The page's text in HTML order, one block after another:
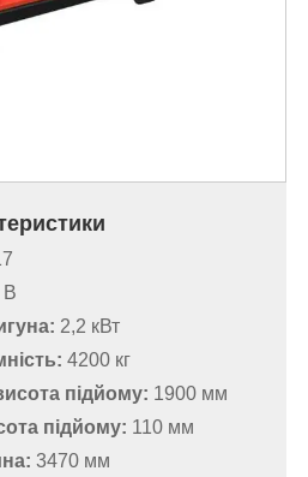
В
2,2 кВт
4200 кг
підйому: 1900 мм
підйому: 110 мм
3470 мм